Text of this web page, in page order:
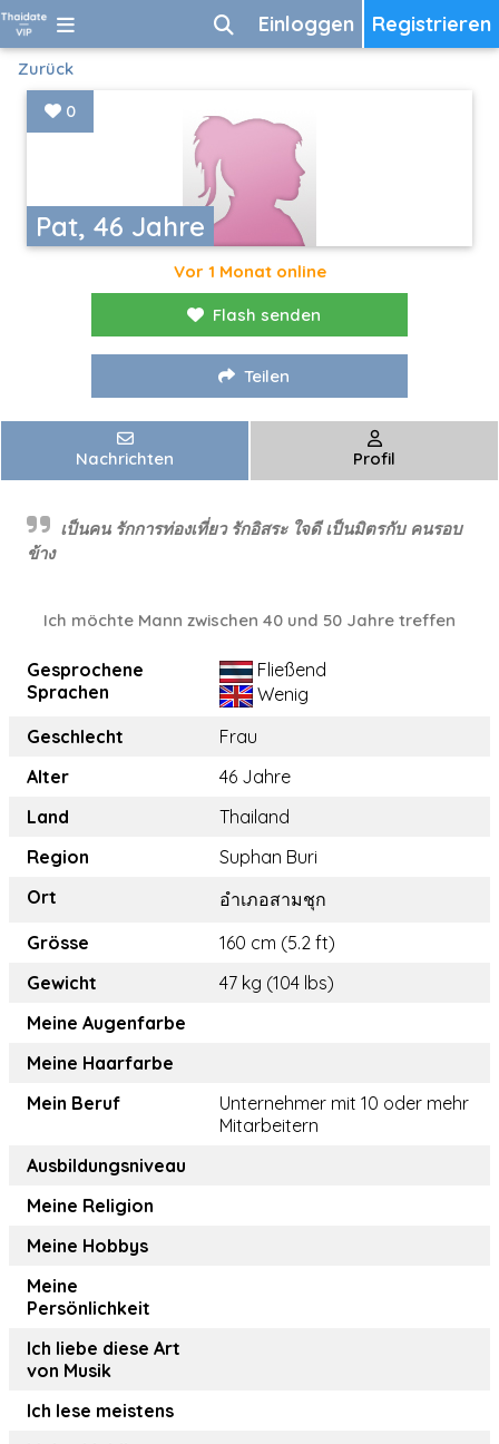
Registrieren
Einloggen
Zurück
Pat, 46 Jahre
0
Vor 1 Monat online
Flash senden
Teilen
Nachrichten Profil
เป็นคน รักการท่องเที่ยว รักอิสระ ใจดี เป็นมิตรกับ คนรอบ
ข้าง
Ich möchte Mann zwischen 40 und 50 Jahre treffen
Gesprochene
Sprachen
Fließend
Wenig
Geschlecht
Frau
Alter
46 Jahre
Land
Thailand
Region
Suphan Buri
Ort
อำเภอสามชุก
Grösse
160 cm (5.2 ft)
Gewicht
47 kg (104 lbs)
Meine Augenfarbe
Meine Haarfarbe
Mein Beruf
Unternehmer mit 10 oder mehr
Mitarbeitern
Ausbildungsniveau
Meine Religion
Meine Hobbys
Meine
Persönlichkeit
Ich liebe diese Art
von Musik
Ich lese meistens